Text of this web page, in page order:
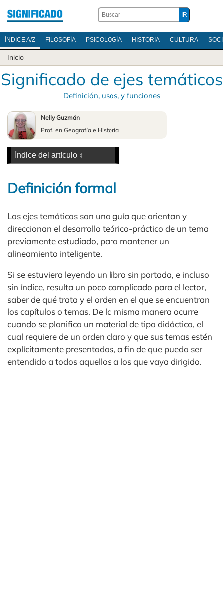
ÍNDICE A/Z FILOSOFÍA PSICOLOGÍA HISTORIA CULTURA
Inicio
Significado de ejes temáticos
Definición, usos, y funciones
Nelly Guzmán
Prof. en Geografía e Historia
Definición formal
Los ejes temáticos son una guía que orientan y
direccionan el desarrollo teórico-práctico de un tema
previamente estudiado, para mantener un
alineamiento inteligente.
Si se estuviera leyendo un libro sin portada, e incluso
sin índice, resulta un poco complicado para el lector,
saber de qué trata y el orden en el que se encuentran
los capítulos o temas. De la misma manera ocurre
cuando se planifica un material de tipo didáctico, el
cual requiere de un orden claro y que sus temas estén
explícitamente presentados, a fin de que pueda ser
entendido a todos aquellos a los que vaya dirigido.